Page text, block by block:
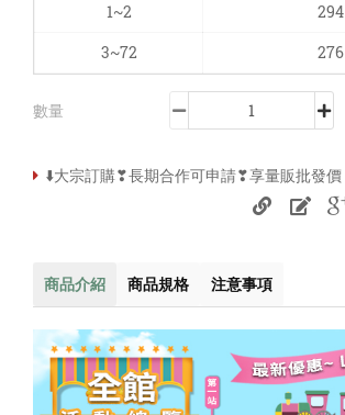
1~2
294
3~72
276
數量
⬇️大宗訂購❣長期合作可申請❣享量販批發價
商品介紹 商品規格 注意事項